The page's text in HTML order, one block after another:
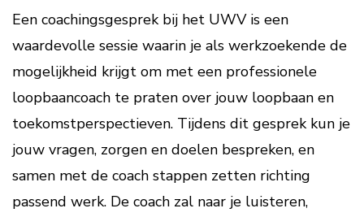
Een coachingsgesprek bij het UWV is een
waardevolle sessie waarin je als werkzoekende de
mogelijkheid krijgt om met een professionele
loopbaancoach te praten over jouw loopbaan en
toekomstperspectieven. Tijdens dit gesprek kun je
jouw vragen, zorgen en doelen bespreken, en
samen met de coach stappen zetten richting
passend werk. De coach zal naar je luisteren,